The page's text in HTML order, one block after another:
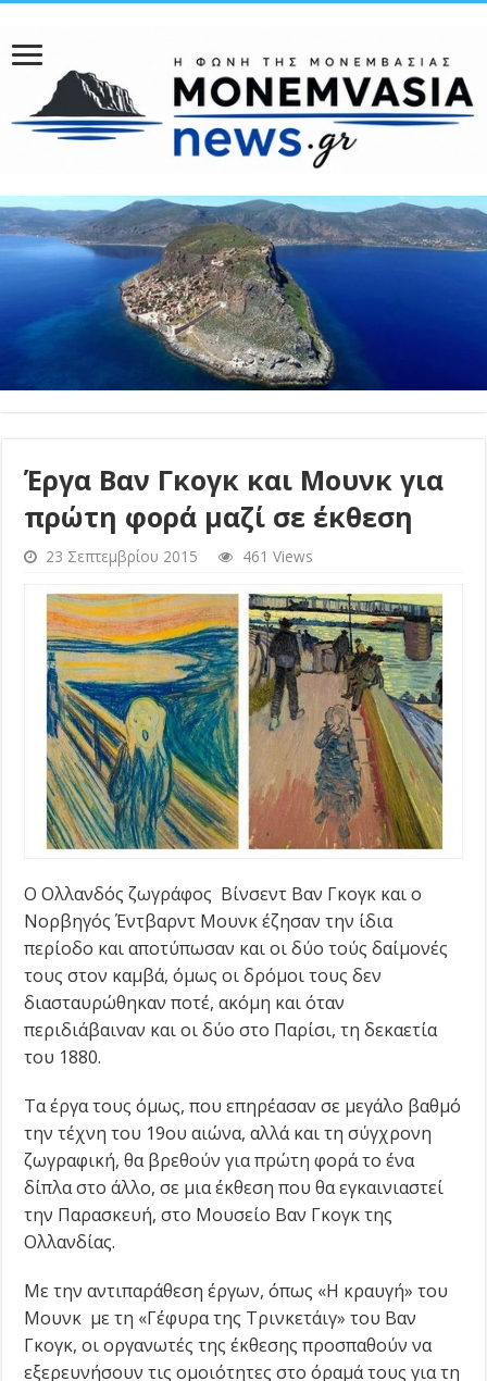
Έργα Βαν Γκογκ και Μουνκ για
πρώτη φορά μαζί σε έκθεση
23 Σεπτεμβρίου 2015 461 Views
Ο Ολλανδός ζωγράφος Βίνσεντ Βαν Γκογκ και ο
Νορβηγός Έντβαρντ Μουνκ έζησαν την ίδια
περίοδο και αποτύπωσαν και οι δύο τούς δαίμονές
τους στον καμβά, όμως οι δρόμοι τους δεν
διασταυρώθηκαν ποτέ, ακόμη και όταν
περιδιάβαιναν και οι δύο στο Παρίσι, τη δεκαετία
του 1880.
Τα έργα τους όμως, που επηρέασαν σε μεγάλο βαθμό
την τέχνη του 19ου αιώνα, αλλά και τη σύγχρονη
ζωγραφική, θα βρεθούν για πρώτη φορά το ένα
δίπλα στο άλλο, σε μια έκθεση που θα εγκαινιαστεί
την Παρασκευή, στο Μουσείο Βαν Γκογκ της
Ολλανδίας.
Με την αντιπαράθεση έργων, όπως «Η κραυγή» του
Μουνκ με τη «Γέφυρα της Τρινκετάιγ» του Βαν
Γκογκ, οι οργανωτές της έκθεσης προσπαθούν να
εξερευνήσουν τις ομοιότητες στο όραμά τους για τη